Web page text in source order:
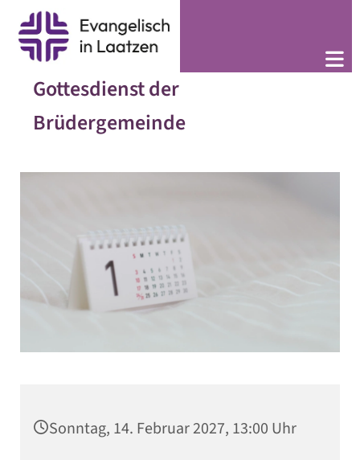
Gottesdienst der
Brüdergemeinde
Sonntag, 14. Februar 2027, 13:00 Uhr